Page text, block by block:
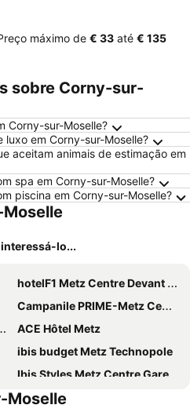
máximo de ‎€ 33 até ‎€ 135
sobre Corny-sur-
Corny-sur-Moselle?
luxo em Corny-sur-Moselle?
aceitam animais de estimação em
spa em Corny-sur-Moselle?
piscina em Corny-sur-Moselle?
lo...
hotelF1 Metz Centre Devant les Ponts
Campanile PRIME-Metz Centre Gare
ACE Hôtel Metz
ibis budget Metz Technopole
Ibis Styles Metz Centre Gare
Premiere Classe Metz Sud Jouy Aux Arches
Moselle